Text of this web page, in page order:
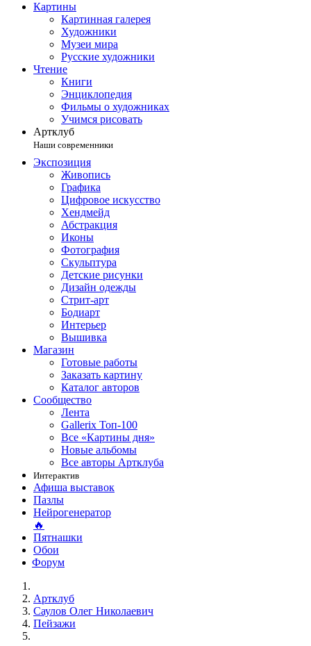
Картины
Картинная галерея
Художники
Музеи мира
Русские художники
Чтение
Книги
Энциклопедия
Фильмы о художниках
Учимся рисовать
Артклуб
Наши современники
Экспозиция
Живопись
Графика
Цифровое искусство
Хендмейд
Абстракция
Иконы
Фотография
Скульптура
Детские рисунки
Дизайн одежды
Стрит-арт
Бодиарт
Интерьер
Вышивка
Магазин
Готовые работы
Заказать картину
Каталог авторов
Сообщество
Лента
Gallerix Топ-100
Все «Картины дня»
Новые альбомы
Все авторы Артклуба
Интерактив
Афиша выставок
Пазлы
Нейрогенератор
🔥
Пятнашки
Обои
Форум
Артклуб
Саулов Олег Николаевич
Пейзажи